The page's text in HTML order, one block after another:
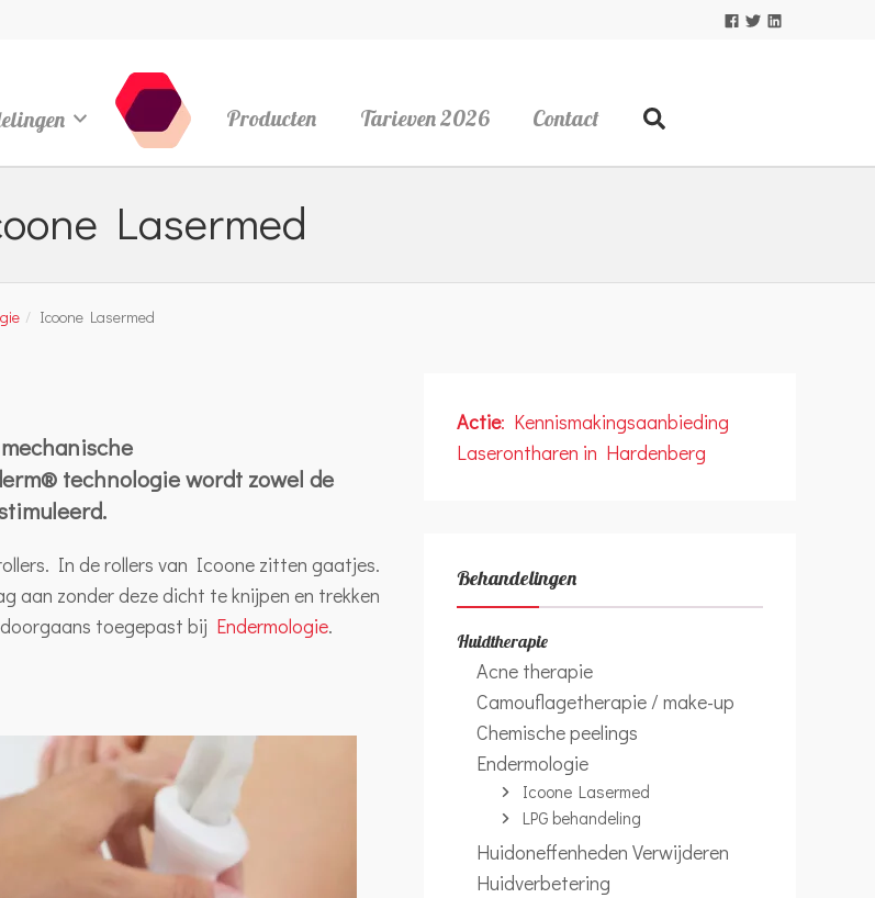
Producten Tarieven 2026 Contact
Lasermed
Icoone Lasermed
technologie wordt zowel de
In de rollers van Icoone zitten gaatjes.
aan zonder deze dicht te knijpen en trekken
toegepast bij Endermologie.
Actie: Kennismakingsaanbieding
Laserontharen in Hardenberg
Behandelingen
Huidtherapie
Acne therapie
Camouflagetherapie / make-up
Chemische peelings
Endermologie
Icoone Lasermed
LPG behandeling
Huidoneffenheden Verwijderen
Huidverbetering